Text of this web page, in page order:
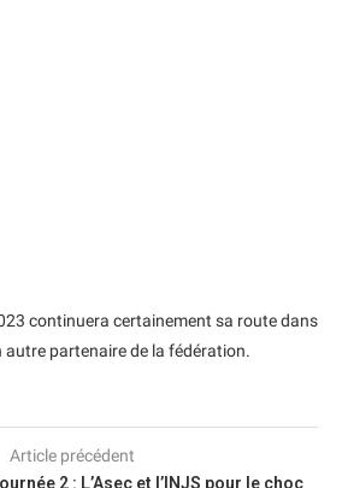
continuera certainement sa route dans
autre partenaire de la fédération.
Article précédent
2 : L’Asec et l’INJS pour le choc